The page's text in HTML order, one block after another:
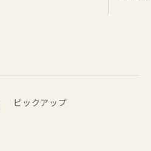
ピックアップ